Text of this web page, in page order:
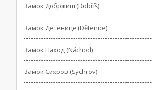
Замок Добржиш (Dobříš)
Замок Детенице (Dětenice)
Замок Наход (Náchod)
Замок Сихров (Sychrov)